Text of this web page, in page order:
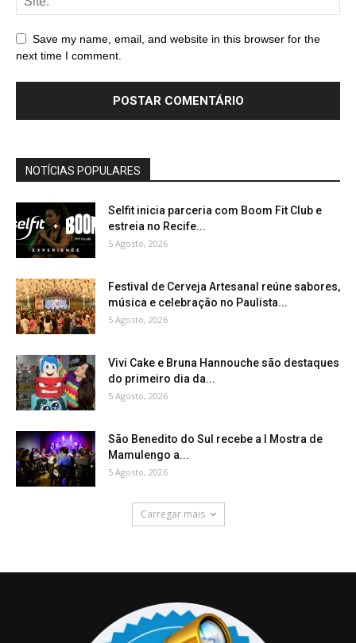
Save my name, email, and website in this browser for the
next time I comment.
NOTÍCIAS POPULARES
Selfit inicia parceria com Boom Fit Club e
estreia no Recife...
5 Agosto, 2026
Festival de Cerveja Artesanal reúne sabores,
música e celebração no Paulista...
5 Agosto, 2026
Vivi Cake e Bruna Hannouche são destaques
do primeiro dia da...
5 Agosto, 2026
São Benedito do Sul recebe a I Mostra de
Mamulengo a...
5 Agosto, 2026
Carregar mais